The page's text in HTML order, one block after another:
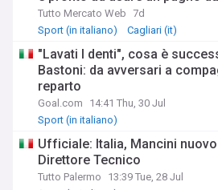
Tutto Mercato Web 7d
Sport (in italiano)
Cagliari (it)
"Lavati I denti", cosa è
Bastoni: da avversari a
reparto
Goal.com
14:41 Thu, 30 Jul
Sport (in italiano)
Ufficiale: Italia, Mancini
Direttore Tecnico
Tutto Palermo
13:39 Tue, 28 Jul